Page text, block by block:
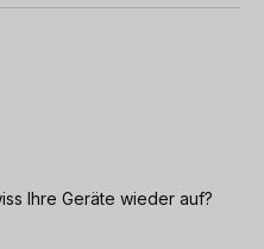
Ihre Geräte wieder auf?